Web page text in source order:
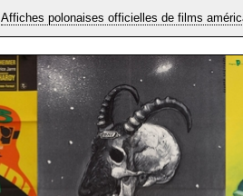
Affiches polonaises officielles de films